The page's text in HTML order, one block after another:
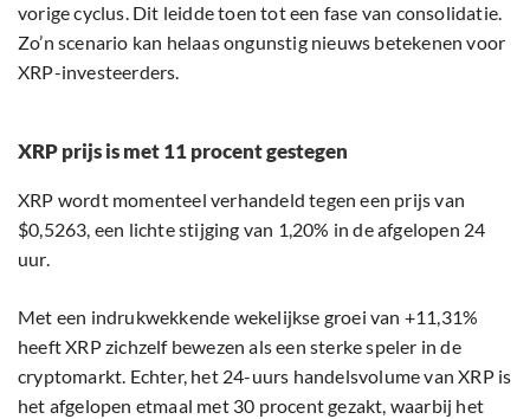
vorige cyclus. Dit leidde toen tot een fase van consolidatie.
Zo’n scenario kan helaas ongunstig nieuws betekenen voor
XRP-investeerders.
XRP prijs is met 11 procent gestegen
XRP wordt momenteel verhandeld tegen een prijs van
$0,5263, een lichte stijging van 1,20% in de afgelopen 24
uur.
Met een indrukwekkende wekelijkse groei van +11,31%
heeft XRP zichzelf bewezen als een sterke speler in de
cryptomarkt. Echter, het 24-uurs handelsvolume van XRP is
het afgelopen etmaal met 30 procent gezakt, waarbij het